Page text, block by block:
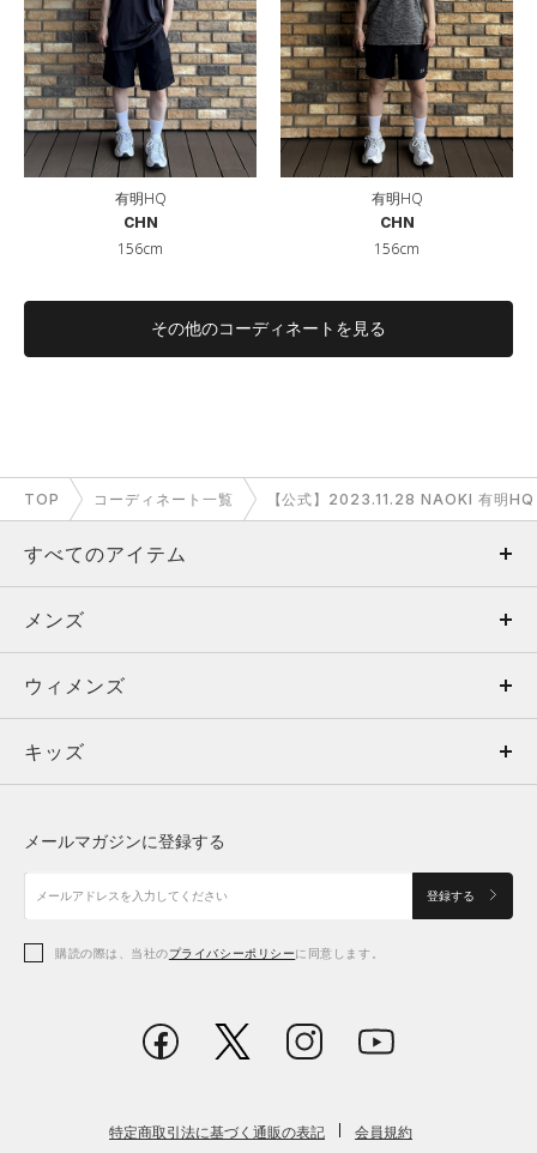
有明HQ
CHN
156cm
有明HQ
CHN
156cm
その他のコーディネートを見る
TOP コーディネート一覧 【公式】2023.11.28 NAOKI 有明
すべてのアイテム
メンズ
ウィメンズ
キッズ
アクセサリー
メンズ
トップス
ボトムス
アクセサリー
ウィメンズ
トップス
シューズ
アクセサリー
キッズ
シューズ
メールマガジンに登録する
登録する
購読の際は、当社のプライバシーポリシーに同意します。
特定商取引法に基づく通販の表記 会員規約